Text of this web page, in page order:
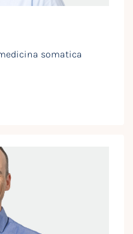
somatica